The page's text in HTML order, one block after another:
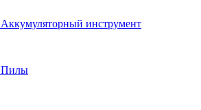
Аккумуляторный инструмент
Пилы